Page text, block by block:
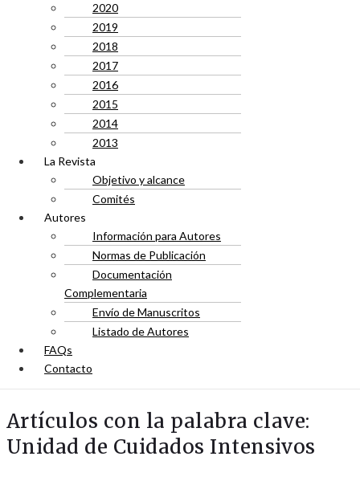
2020
2019
2018
2017
2016
2015
2014
2013
La Revista
Objetivo y alcance
Comités
Autores
Información para Autores
Normas de Publicación
Documentación
Complementaria
Envío de Manuscritos
Listado de Autores
FAQs
Contacto
Artículos con la palabra clave:
Unidad de Cuidados Intensivos